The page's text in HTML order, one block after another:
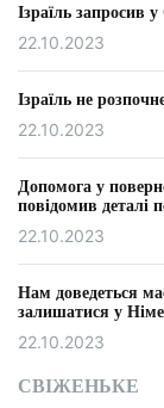
ц
і
я
з
а
з
а
п
и
Ізраїль запросив
22.10.2023
Ізраїль не
22.10.2023
Допомога у
повідомив деталі
22.10.2023
Нам доведеться
залишатися у
22.10.2023
СВІЖЕНЬКЕ